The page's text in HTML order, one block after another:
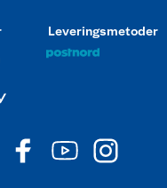
Leveringsmetoder